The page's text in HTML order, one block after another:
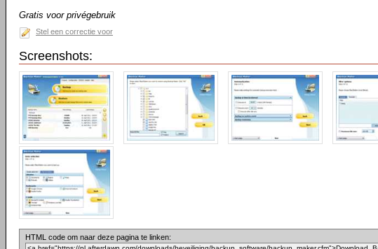
Gratis voor privégebruik
Stel een correctie voor
Screenshots:
HTML code om naar deze pagina te linken: